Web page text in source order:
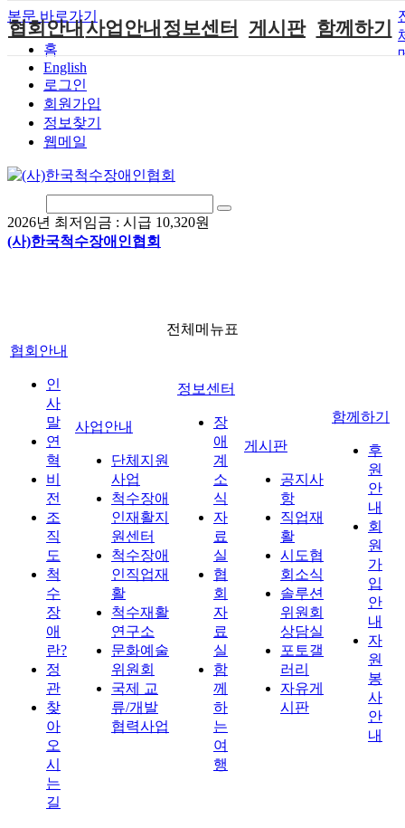
본문 바로가기
홈
English
로그인
회원가입
정보찾기
웹메일
2026년 최저임금 : 시급 10,320원
(사)한국척수장애인협회
협회안내
인사말
연혁
비전
조직도
척수장애란?
찾아오시는길
사업안내
단체지원사업
척수장애인재
활지원센터
척수장애인직
문화예술위원
회
정보센터 게시판 함께하기
전체메뉴표
협회안내
인
사
말
연
혁
비
전
조
직
도
척
수
장
애
란?
정
관
찾
아
오
시
는
길
사업안내
단체지원
사업
척수장애
인재활지
원센터
척수장애
인직업재
활
척수재활
연구소
문화예술
위원회
국제 교
류/개발
협력사업
정보센터
장
애
계
소
식
자
료
실
협
회
자
료
실
함
께
하
는
여
행
게시판
공지사
항
직업재
활
시도협
회소식
솔루션
위원회
상담실
포토갤
러리
자유게
시판
함께하기
후
원
안
내
회
원
가
입
안
내
자
원
봉
사
안
내